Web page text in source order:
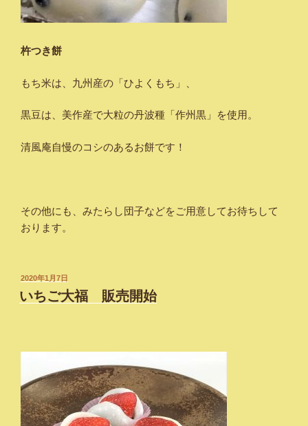
杵つき餅
もち米は、九州産の「ひよくもち」、
黒豆は、美作産で大粒の丹波種「作州黒」を使用。
清風庵自慢のコシのあるお餅です！
その他にも、みたらし団子などをご用意してお待ちして
おります。
投
稿
日:
2020年1月7日
いちご大福 販売開始